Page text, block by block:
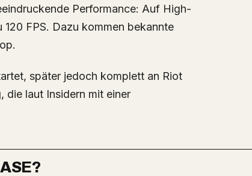
FPS. Dazu kommen bekannte
später jedoch komplett an Riot
die laut Insidern mit einer